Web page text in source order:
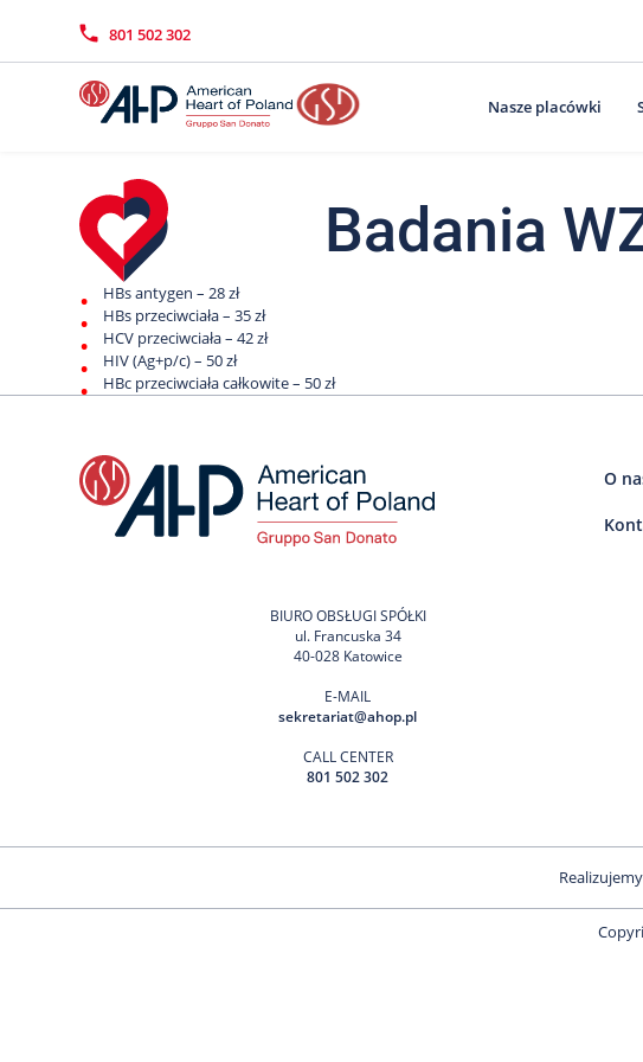
801 502 302
Nasze placówki
Badania
HBs antygen – 28 zł
HBs przeciwciała – 35 zł
HCV przeciwciała – 42 zł
HIV (Ag+p/c) – 50 zł
HBc przeciwciała całkowite – 50 zł
BIURO OBSŁUGI SPÓŁKI
ul. Francuska 34
40-028 Katowice
E-MAIL
sekretariat@ahop.pl
CALL CENTER
801 502 302
O